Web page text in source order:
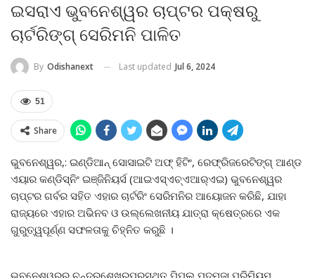
ଇସରାଏ ଭୁବନେଶ୍ୱର ଚାପ୍ଟର ପକ୍ଷରୁ
ଚାର୍ଟରିଙ୍ଗ୍ ସେରିମନି ପାଳିତ
By Odishanext Last updated Jul 6, 2024
51
Share
ଭୁବନେଶ୍ୱର,: ଇଣ୍ଡିଆନ୍ ସୋସାଇଟି ଅଫ୍ ହିଟିଂ, ରେଫ୍ରିଜରେଟିଙ୍ଗ୍ ଆଣ୍ଡ
ଏୟାର କଣ୍ଡିସ୍‌ନିଂ ଇଞ୍ଜିନିୟର୍ସ (ଆଇଏସ୍‌ଏଚ୍‌ଏଆର୍‌ଏଇ) ଭୁବନେଶ୍ୱର
ଚାପ୍ଟର ଗର୍ବର ସହିତ ଏହାର ଚାର୍ଟରିଂ ସେରିମନିର ଆୟୋଜନ କରିଛି, ଯାହା
ରାଜ୍ୟରେ ଏହାର ଅଭିନବ ଓ ଉଲ୍ଲେଖନୀୟ ଯାତ୍ରା କ୍ଷେତ୍ରରେ ଏକ
ଗୁରୁତ୍ୱପୂର୍ଣ୍ଣ ସଫଳତାକୁ ଚିହ୍ନିତ କରୁଛି ।